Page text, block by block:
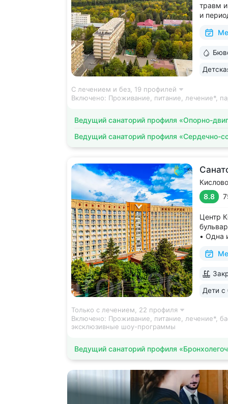
травм
и
2500
на
С лечением и без, 19 профилей
Включено: Проживание, питание, лечение*,
Ведущий санаторий профиля «Опорно-
Ведущий санаторий профиля «Сердечно-
8.8
Центр
• Одна
Дети с
Только с лечением,
22 профиля
Включено: Проживание, питание, лечение*,
эксклюзивные шоу-программы
Ведущий санаторий профиля